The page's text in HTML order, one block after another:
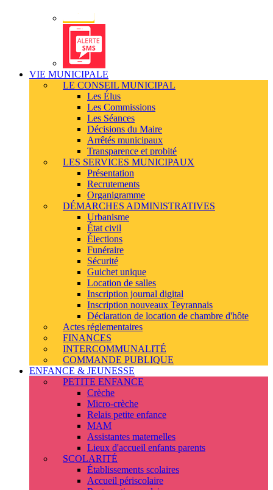
Alerte
SMS
VIE MUNICIPALE
LE CONSEIL MUNICIPAL
Les Élus
Les Commissions
Les Séances
Décisions du Maire
Arrêtés municipaux
Transparence et probité
LES SERVICES MUNICIPAUX
Présentation
Recrutements
Organigramme
DÉMARCHES ADMINISTRATIVES
Urbanisme
État civil
Élections
Funéraire
Sécurité
Guichet unique
Location de salles
Inscription journal digital
Inscription nouveaux Teyrannais
Déclaration de location de chambre d'hôte
Actes réglementaires
FINANCES
INTERCOMMUNALITÉ
COMMANDE PUBLIQUE
ENFANCE & JEUNESSE
PETITE ENFANCE
Crèche
Micro-crèche
Relais petite enfance
MAM
Assistantes maternelles
Lieux d'accueil enfants parents
SCOLARITÉ
Établissements scolaires
Accueil périscolaire